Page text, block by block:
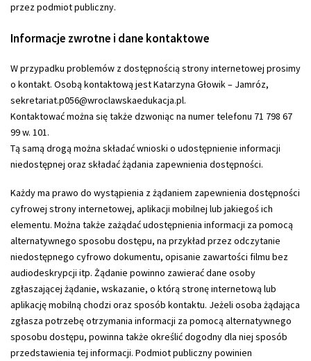
przez podmiot publiczny.
Informacje zwrotne i dane kontaktowe
W przypadku problemów z dostępnością strony internetowej prosimy
o kontakt. Osobą kontaktową jestKatarzyna Głowik – Jamróz,
sekretariat.p056@wroclawskaedukacja.pl.
Kontaktować można się także dzwoniąc na numer telefonu 71 798 67
99 w. 101.
Tą samą drogą można składać wnioski o udostępnienie informacji
niedostępnej oraz składać żądania zapewnienia dostępności.
Każdy ma prawo do wystąpienia z żądaniem zapewnienia dostępności
cyfrowej strony internetowej, aplikacji mobilnej lub jakiegoś ich
elementu. Można także zażądać udostępnienia informacji za pomocą
alternatywnego sposobu dostępu, na przykład przez odczytanie
niedostępnego cyfrowo dokumentu, opisanie zawartości filmu bez
audiodeskrypcji itp. Żądanie powinno zawierać dane osoby
zgłaszającej żądanie, wskazanie, o którą stronę internetową lub
aplikację mobilną chodzi oraz sposób kontaktu. Jeżeli osoba żądająca
zgłasza potrzebę otrzymania informacji za pomocą alternatywnego
sposobu dostępu, powinna także określić dogodny dla niej sposób
przedstawienia tej informacji. Podmiot publiczny powinien